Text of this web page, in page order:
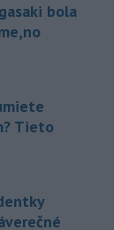
bola
Tieto